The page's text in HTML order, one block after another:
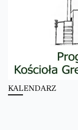
KALENDARZ